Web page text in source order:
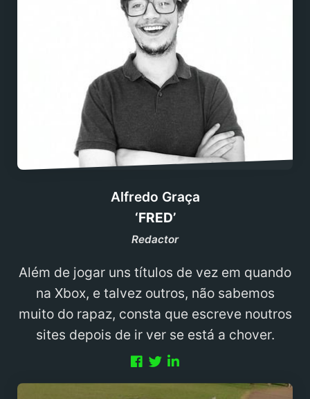
Alfredo Graça
‘FRED’
Redactor
Além de jogar uns títulos de vez em quando
na Xbox, e talvez outros, não sabemos
muito do rapaz, consta que escreve noutros
sites depois de ir ver se está a chover.